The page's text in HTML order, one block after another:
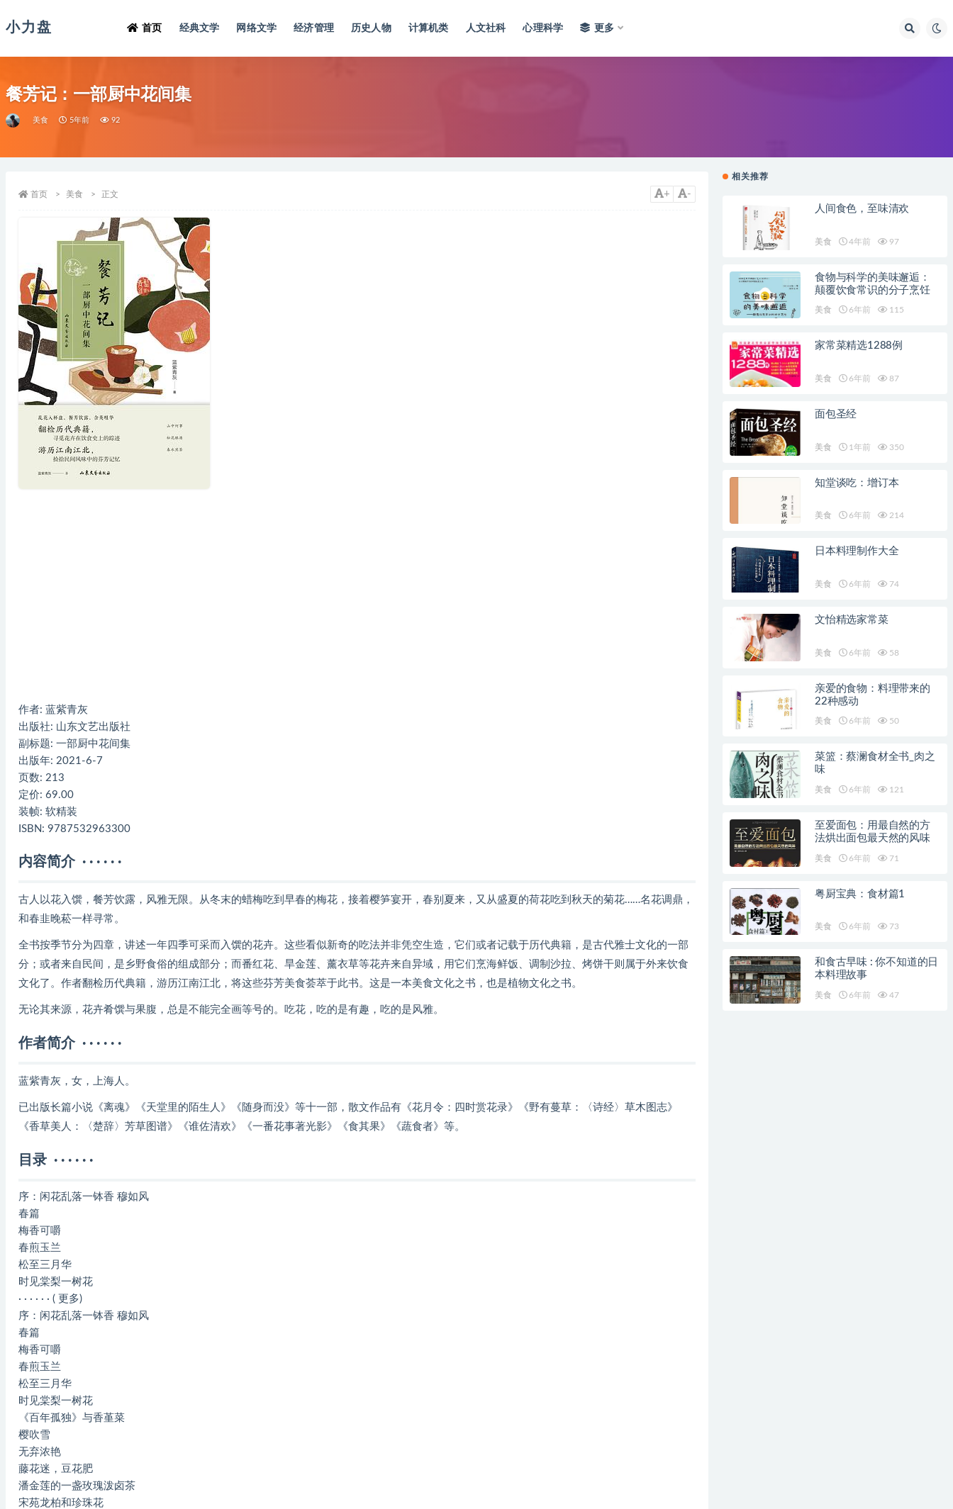
小力盘 首页 经典文学 网络文学 经济管理 历史人物 计算机类 人文社科 心理科学 更多
餐芳记：一部厨中花间集
美食 5年前 92
+ -
首页 美食 正文
作者: 蓝紫青灰
出版社: 山东文艺出版社
副标题: 一部厨中花间集
出版年: 2021-6-7
页数: 213
定价: 69.00
装帧: 软精装
ISBN: 9787532963300
内容简介 · · · · · ·
古人以花入馔，餐芳饮露，风雅无限。从冬末的蜡梅吃到早春的梅花，接着樱笋宴开，春别夏来，又从盛夏的荷花吃到秋天的菊花……名花调鼎，
和春韭晚菘一样寻常。
全书按季节分为四章，讲述一年四季可采而入馔的花卉。这些看似新奇的吃法并非凭空生造，它们或者记载于历代典籍，是古代雅士文化的一部
分；或者来自民间，是乡野食俗的组成部分；而番红花、旱金莲、薰衣草等花卉来自异域，用它们烹海鲜饭、调制沙拉、烤饼干则属于外来饮食
文化了。作者翻检历代典籍，游历江南江北，将这些芬芳美食荟萃于此书。这是一本美食文化之书，也是植物文化之书。
无论其来源，花卉肴馔与果腹，总是不能完全画等号的。吃花，吃的是有趣，吃的是风雅。
作者简介 · · · · · ·
蓝紫青灰，女，上海人。
已出版长篇小说《离魂》《天堂里的陌生人》《随身而没》等十一部，散文作品有《花月令：四时赏花录》《野有蔓草：〈诗经〉草木图志》
《香草美人：〈楚辞〉芳草图谱》《谁佐清欢》《一番花事著光影》《食其果》《蔬食者》等。
目录 · · · · · ·
序：闲花乱落一钵香 穆如风
春篇
梅香可嚼
春煎玉兰
松至三月华
时见棠梨一树花
· · · · · · ( 更多)
序：闲花乱落一钵香 穆如风
春篇
梅香可嚼
春煎玉兰
松至三月华
时见棠梨一树花
《百年孤独》与香堇菜
樱吹雪
无弃浓艳
藤花迷，豆花肥
潘金莲的一盏玫瑰泼卤茶
宋苑龙柏和珍珠花
相关推荐
人间食色，至味清欢
美食 4年前 97
食物与科学的美味邂逅：
颠覆饮食常识的分子烹饪
美食 6年前 115
家常菜精选1288例
美食 6年前 87
面包圣经
美食 1年前 350
知堂谈吃：增订本
美食 6年前 214
日本料理制作大全
美食 6年前 74
文怡精选家常菜
美食 6年前 58
亲爱的食物：料理带来的
22种感动
美食 6年前 50
菜篮：蔡澜食材全书_肉之
味
美食 6年前 121
至爱面包：用最自然的方
法烘出面包最天然的风味
美食 6年前 71
粤厨宝典：食材篇1
美食 6年前 73
和食古早味 : 你不知道的日
本料理故事
美食 6年前 47